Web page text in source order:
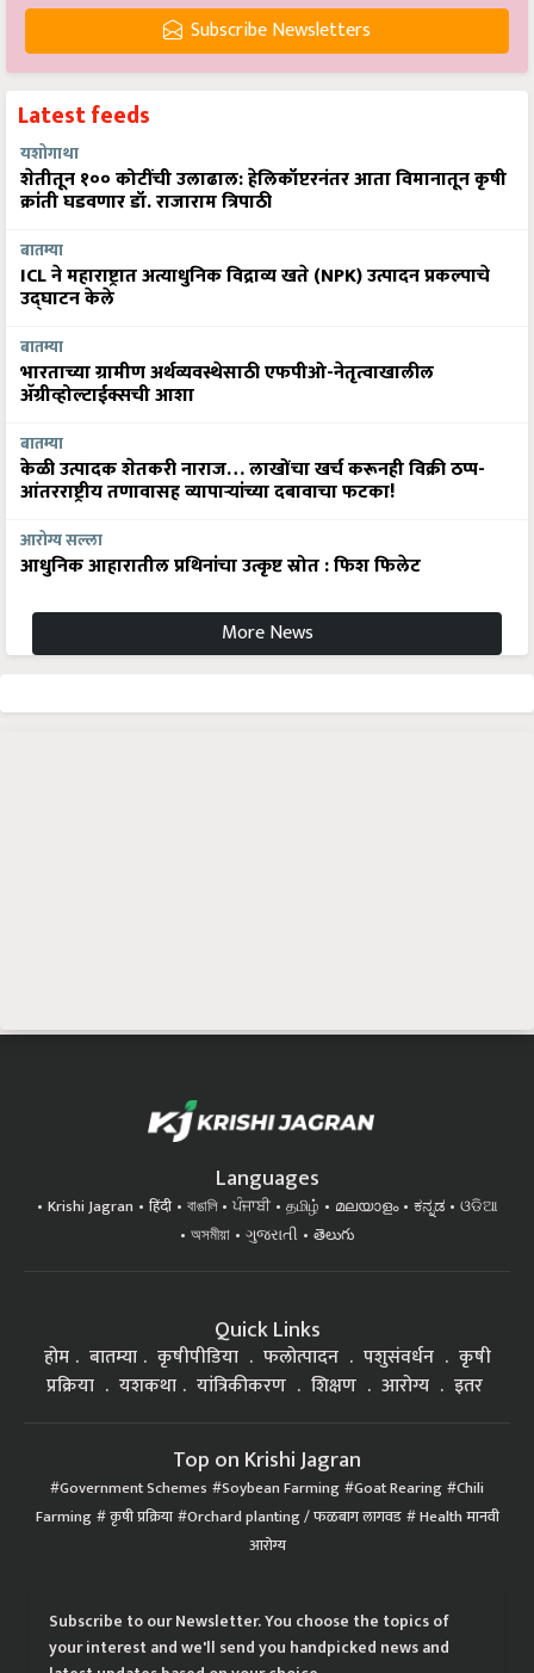
Subscribe Newsletters
Latest feeds
यशोगाथा
शेतीतून १०० कोटींची उलाढाल: हेलिकॉप्टरनंतर आता विमानातून कृषी
क्रांती घडवणार डॉ. राजाराम त्रिपाठी
बातम्या
ICL ने महाराष्ट्रात अत्याधुनिक विद्राव्य खते (NPK) उत्पादन प्रकल्पाचे
उद्घाटन केले
बातम्या
भारताच्या ग्रामीण अर्थव्यवस्थेसाठी एफपीओ-नेतृत्वाखालील
अ‍ॅग्रीव्होल्टाईक्सची आशा
बातम्या
केळी उत्पादक शेतकरी नाराज… लाखोंचा खर्च करूनही विक्री ठप्प-
आंतरराष्ट्रीय तणावासह व्यापाऱ्यांच्या दबावाचा फटका!
आरोग्य सल्ला
आधुनिक आहारातील प्रथिनांचा उत्कृष्ट स्रोत : फिश फिलेट
More News
Languages
Krishi Jagran हिंदी বাঙালি ਪੰਜਾਬੀ தமிழ் മലയാളം ಕನ್ನಡ
ଓଡିଆ
অসমীয়া
ગુજરાતી తెలుగు
Quick Links
होम बातम्या कृषीपीडिया फलोत्पादन पशुसंवर्धन
कृषी
प्रक्रिया
यशकथा यांत्रिकीकरण शिक्षण आरोग्य इतर
Top on Krishi Jagran
Government Schemes Soybean Farming Goat Rearing Chili
Farming कृषी प्रक्रिया Orchard planting / फळबाग लागवड Health मानवी
आरोग्य
Subscribe to our Newsletter. You choose the topics of
your interest and we'll send you handpicked news and